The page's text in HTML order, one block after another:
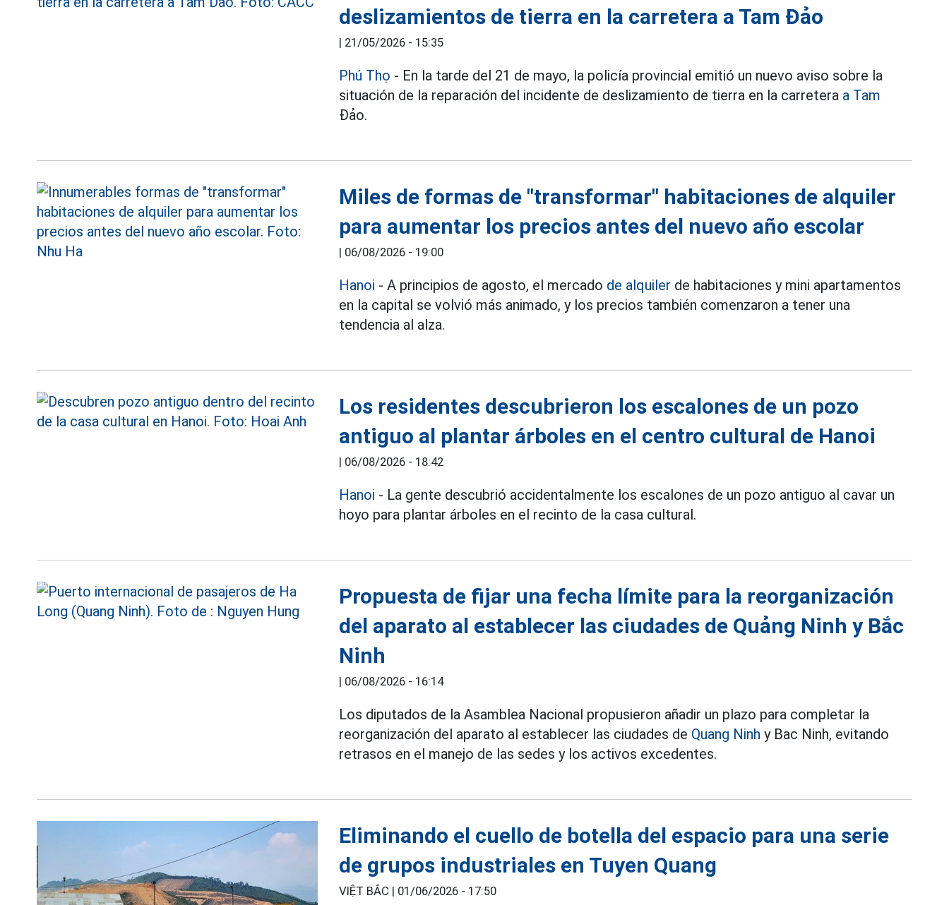
deslizamientos de tierra en la carretera a Tam Đảo
| 21/05/2026 - 15:35
Phú Thọ - En la tarde del 21 de mayo, la policía provincial emitió un nuevo aviso sobre la
situación de la reparación del incidente de deslizamiento de tierra en la carretera a Tam
Đảo.
Miles de formas de "transformar" habitaciones de alquiler
para aumentar los precios antes del nuevo año escolar
| 06/08/2026 - 19:00
Hanoi - A principios de agosto, el mercado de alquiler de habitaciones y mini apartamentos
en la capital se volvió más animado, y los precios también comenzaron a tener una
tendencia al alza.
Los residentes descubrieron los escalones de un pozo
antiguo al plantar árboles en el centro cultural de Hanoi
| 06/08/2026 - 18:42
Hanoi - La gente descubrió accidentalmente los escalones de un pozo antiguo al cavar un
hoyo para plantar árboles en el recinto de la casa cultural.
Propuesta de fijar una fecha límite para la reorganización
del aparato al establecer las ciudades de Quảng Ninh y Bắc
Ninh
| 06/08/2026 - 16:14
Los diputados de la Asamblea Nacional propusieron añadir un plazo para completar la
reorganización del aparato al establecer las ciudades de Quang Ninh y Bac Ninh, evitando
retrasos en el manejo de las sedes y los activos excedentes.
Eliminando el cuello de botella del espacio para una serie
de grupos industriales en Tuyen Quang
VIỆT BẮC | 01/06/2026 - 17:50